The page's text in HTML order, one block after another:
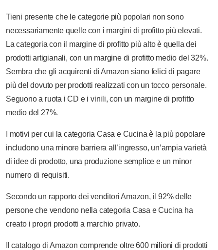
Tieni presente che le categorie più popolari non sono
necessariamente quelle con i margini di profitto più elevati.
La categoria con il margine di profitto più alto è quella dei
prodotti artigianali, con un margine di profitto medio del 32%.
Sembra che gli acquirenti di Amazon siano felici di pagare
più del dovuto per prodotti realizzati con un tocco personale.
Seguono a ruota i CD e i vinili, con un margine di profitto
medio del 27%.
I motivi per cui la categoria Casa e Cucina è la più popolare
includono una minore barriera all’ingresso, un’ampia varietà
di idee di prodotto, una produzione semplice e un minor
numero di requisiti.
Secondo un rapporto dei venditori Amazon, il 92% delle
persone che vendono nella categoria Casa e Cucina ha
creato i propri prodotti a marchio privato.
Il catalogo di Amazon comprende oltre 600 milioni di prodotti